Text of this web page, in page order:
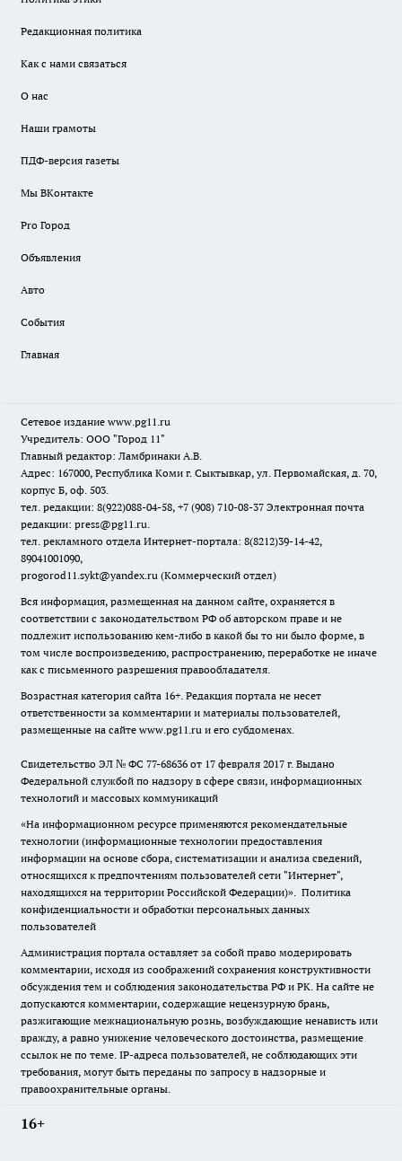
Редакционная политика
Как с нами связаться
О нас
Наши грамоты
ПДФ-версия газеты
Мы ВКонтакте
Pro Город
Объявления
Авто
События
Главная
Сетевое издание www.pg11.ru
Учредитель: ООО "Город 11"
Главный редактор: Ламбринаки А.В.
Адрес: 167000, Республика Коми г. Сыктывкар, ул. Первомайская, д. 70,
корпус Б, оф. 503.
тел. редакции: 8(922)088-04-58, +7 (908) 710-08-37 Электронная почта
редакции: press@pg11.ru.
тел. рекламного отдела Интернет-портала: 8(8212)39-14-42,
89041001090,
progorod11.sykt@yandex.ru (Коммерческий отдел)
Вся информация, размещенная на данном сайте, охраняется в
соответствии с законодательством РФ об авторском праве и не
подлежит использованию кем-либо в какой бы то ни было форме, в
том числе воспроизведению, распространению, переработке не иначе
как с письменного разрешения правообладателя.
Возрастная категория сайта 16+. Редакция портала не несет
ответственности за комментарии и материалы пользователей,
размещенные на сайте www.pg11.ru и его субдоменах.
Свидетельство ЭЛ № ФС 77-68636 от 17 февраля 2017 г. Выдано
Федеральной службой по надзору в сфере связи, информационных
технологий и массовых коммуникаций
«На информационном ресурсе применяются рекомендательные
технологии (информационные технологии предоставления
информации на основе сбора, систематизации и анализа сведений,
относящихся к предпочтениям пользователей сети "Интернет",
находящихся на территории Российской Федерации)». Политика
конфиденциальности и обработки персональных данных
пользователей
Администрация портала оставляет за собой право модерировать
комментарии, исходя из соображений сохранения конструктивности
обсуждения тем и соблюдения законодательства РФ и РК. На сайте не
допускаются комментарии, содержащие нецензурную брань,
разжигающие межнациональную рознь, возбуждающие ненависть или
вражду, а равно унижение человеческого достоинства, размещение
ссылок не по теме. IP-адреса пользователей, не соблюдающих эти
требования, могут быть переданы по запросу в надзорные и
правоохранительные органы.
16+